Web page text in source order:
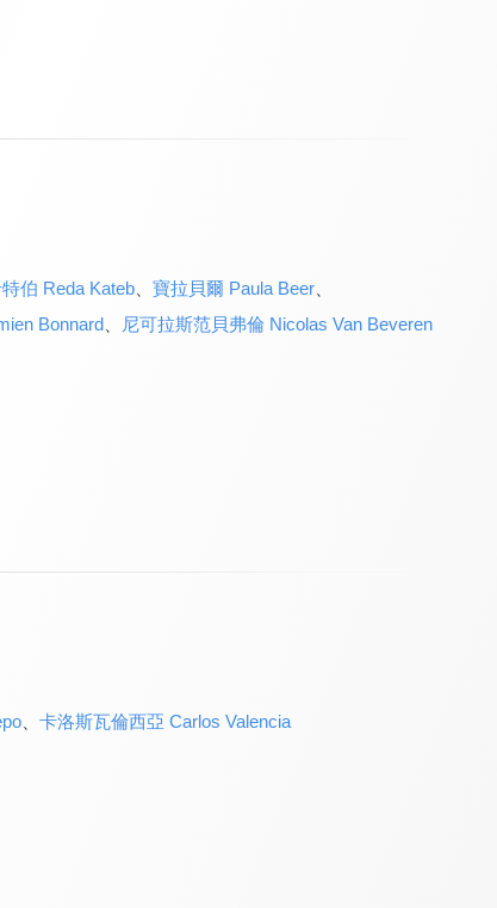
伯 Reda Kateb、 寶拉貝爾 Paula Beer、
Bonnard、
尼可拉斯范貝弗倫 Nicolas Van Beveren
、 卡洛斯瓦倫西亞 Carlos Valencia